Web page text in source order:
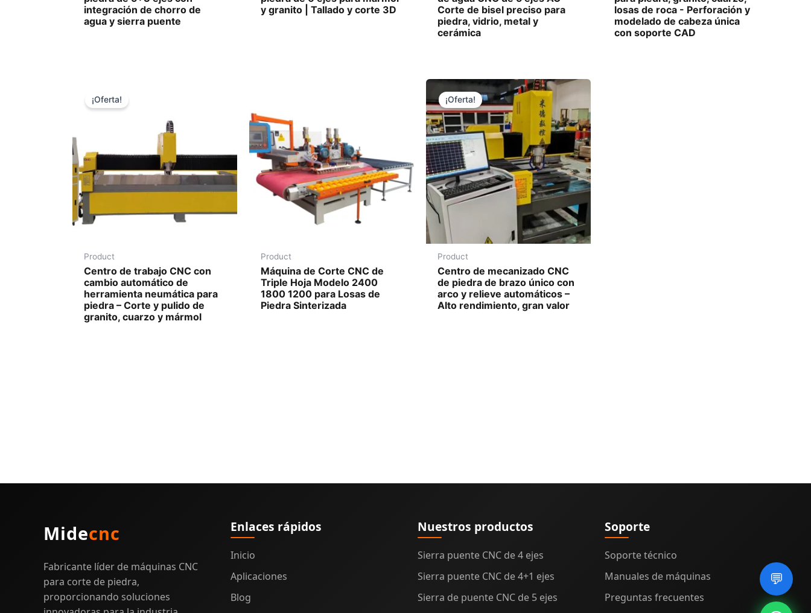
💬
integración de chorro de
agua y sierra puente
y granito | Tallado y corte 3D
Corte de bisel preciso para
piedra, vidrio, metal y
cerámica
losas de roca - Perforación y
modelado de cabeza única
con soporte CAD
¡Oferta!
Product
Centro de trabajo CNC con
cambio automático de
herramienta neumática para
piedra – Corte y pulido de
granito, cuarzo y mármol
Product
Máquina de Corte CNC de
Triple Hoja Modelo 2400
1800 1200 para Losas de
Piedra Sinterizada
¡Oferta!
Product
Centro de mecanizado CNC
de piedra de brazo único con
arco y relieve automáticos –
Alto rendimiento, gran valor
Midecnc
Fabricante líder de máquinas CNC
para corte de piedra,
proporcionando soluciones
Enlaces rápidos
Inicio
Aplicaciones
Blog
Nuestros productos
Sierra puente CNC de 4 ejes
Sierra puente CNC de 4+1 ejes
Sierra de puente CNC de 5 ejes
Soporte
Soporte técnico
Manuales de máquinas
Preguntas frecuentes